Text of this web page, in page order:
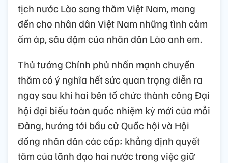
tịch nước Lào sang thăm Việt Nam, mang
đến cho nhân dân Việt Nam những tình cảm
ấm áp, sâu đậm của nhân dân Lào anh em.
Thủ tướng Chính phủ nhấn mạnh chuyến
thăm có ý nghĩa hết sức quan trọng diễn ra
ngay sau khi hai bên tổ chức thành công Đại
hội đại biểu toàn quốc nhiệm kỳ mới của mỗi
Đảng, hướng tới bầu cử Quốc hội và Hội
đồng nhân dân các cấp; khẳng định quyết
tâm của lãnh đạo hai nước trong việc giữ